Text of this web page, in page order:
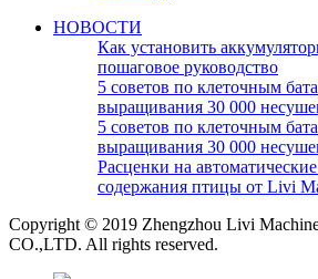
НОВОСТИ
Как установить
пошаговое руководство
5 советов по клеточным
выращивания 30 000
5 советов по клеточным
выращивания 30 000
Расценки на
содержания птицы от Livi
Copyright © 2019 Zhengzhou Livi
CO.,LTD. All rights reserved.